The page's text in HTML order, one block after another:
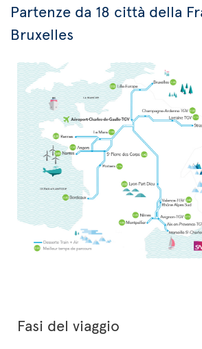
Partenze da 18 città della
Bruxelles
Fasi del viaggio